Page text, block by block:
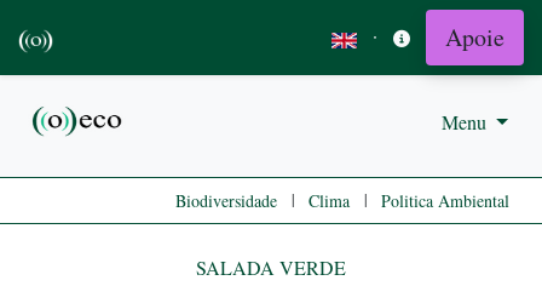
· Apoie
Menu
Biodiversidade | Clima | Politica Ambiental
SALADA VERDE